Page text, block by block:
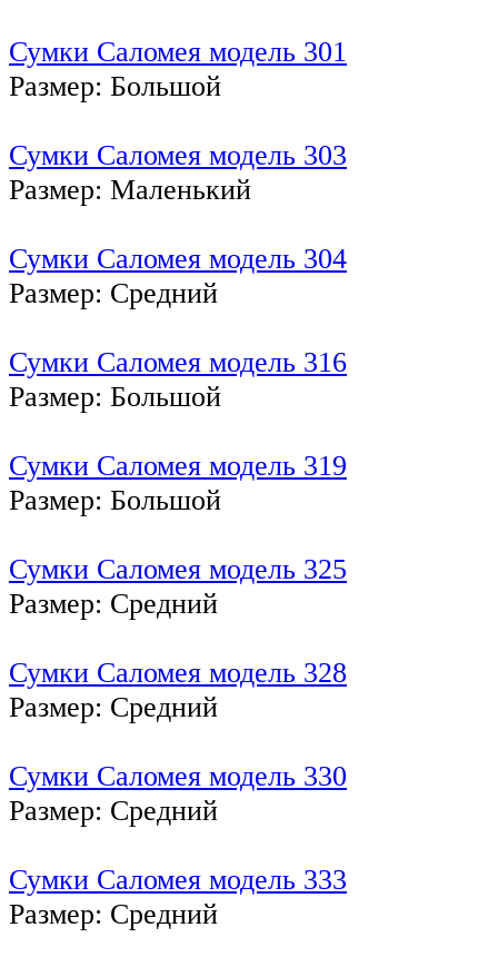
Сумки Саломея модель 301
Размер: Большой
Сумки Саломея модель 303
Размер: Маленький
Сумки Саломея модель 304
Размер: Средний
Сумки Саломея модель 316
Размер: Большой
Сумки Саломея модель 319
Размер: Большой
Сумки Саломея модель 325
Размер: Средний
Сумки Саломея модель 328
Размер: Средний
Сумки Саломея модель 330
Размер: Средний
Сумки Саломея модель 333
Размер: Средний